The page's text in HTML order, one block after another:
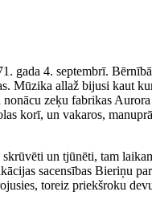
gada 4. septembrī.
Mūzika allaž bijusi kaut
zeķu fabrikas
korī, un vakaros,
un tjūnēti, tam
sacensības Bieriņu
toreiz priekšroku